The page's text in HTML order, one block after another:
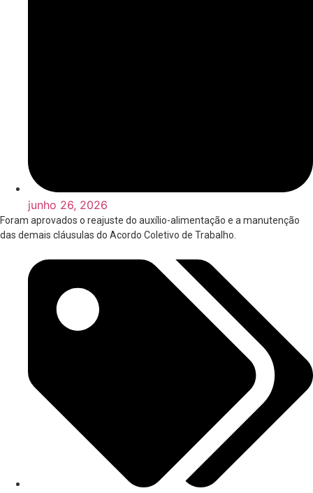
junho 26, 2026
Foram aprovados o reajuste do auxílio-alimentação e a manutenção
das demais cláusulas do Acordo Coletivo de Trabalho.